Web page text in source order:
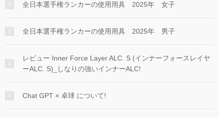
全日本選手権ランカーの使用用具 2025年 女子
全日本選手権ランカーの使用用具 2025年 男子
レビュー Inner Force Layer ALC. S (インナーフォースレイヤ
ーALC. S)_しなりの強いインナーALC!
Chat GPT × 卓球 について!